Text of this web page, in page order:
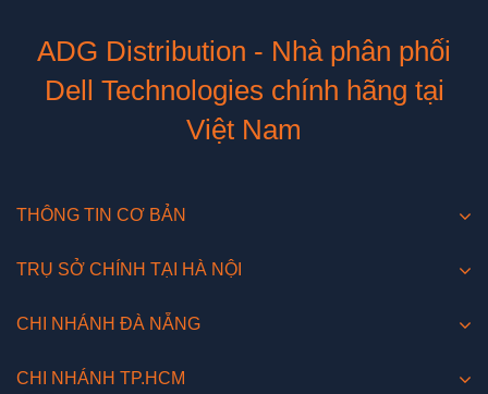
ADG Distribution - Nhà phân phối
Dell Technologies chính hãng tại
Việt Nam
THÔNG TIN CƠ BẢN
TRỤ SỞ CHÍNH TẠI HÀ NỘI
CHI NHÁNH ĐÀ NẴNG
CHI NHÁNH TP.HCM